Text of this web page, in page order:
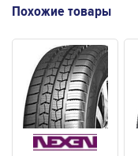
Похожие товары